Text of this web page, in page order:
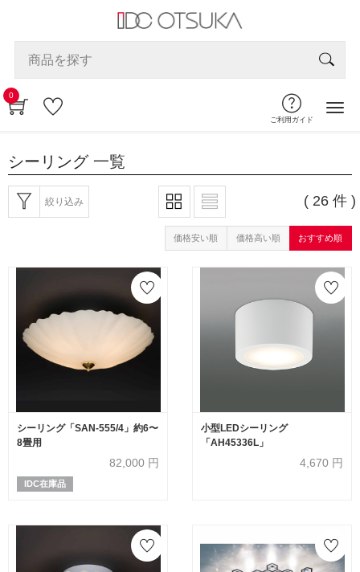
0
ご利用ガイド
シーリング 一覧
絞り込み ( 26 件 )
価格安い順 価格高い順 おすすめ順
シーリング「SAN-555/4」約6〜
8畳用
82,000 円
IDC在庫品
小型LEDシーリング
「AH45336L」
4,670 円